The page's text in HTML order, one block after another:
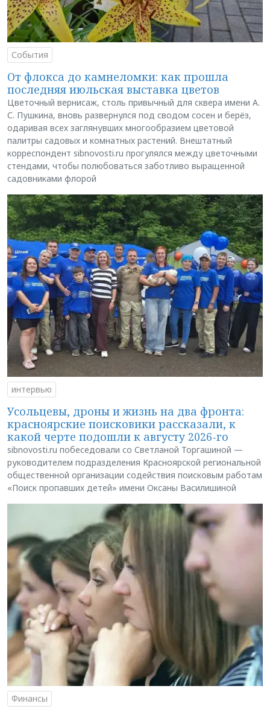
События
От флокса до камнеломки: как прошла
последняя июльская выставка цветов
Цветочный вернисаж, столь привычный для сквера имени А.
С. Пушкина, вновь развернулся под сводом сосен и берёз,
одаривая всех заглянувших многообразием цветовой
палитры садовых и комнатных растений. Внештатный
корреспондент sibnovosti.ru прогулялся между цветочными
стендами, чтобы полюбоваться заботливо выращенной
садовниками флорой
интервью
Усольцевы, дроны и жизнь на два фронта:
красноярские поисковики рассказали, к
какой черте подошли к августу 2026-го
sibnovosti.ru побеседовали со Светланой Торгашиной —
руководителем подразделения Красноярской региональной
общественной организации содействия поисковым работам
«Поиск пропавших детей» имени Оксаны Василишиной
Финансы